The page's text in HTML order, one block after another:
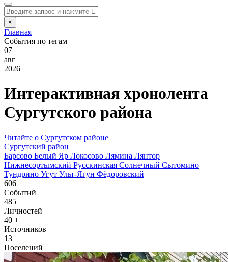
×
Главная
События по тегам
07
авг
2026
Интерактивная хронолента
Сургутского района
Читайте о Сургутском районе
Сургутский район
Барсово Белый Яр Локосово Лямина Лянтор
Нижнесортымский Русскинская Солнечный Сытомино
Тундрино Угут Ульт-Ягун Фёдоровский
606
Событий
485
Личностей
40 +
Источников
13
Поселений